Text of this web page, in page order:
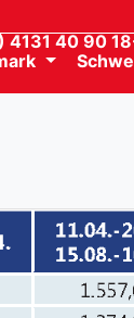
4131 40 90